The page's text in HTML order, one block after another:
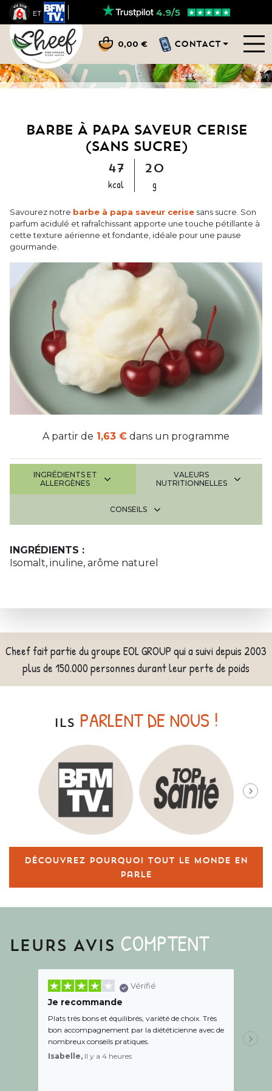
ET 4.9/5
0,00 € CONTACT
BARBE À PAPA SAVEUR CERISE
(SANS SUCRE)
47
kcal
20
g
Savourez notre barbe à papa saveur cerise sans sucre. Son
parfum acidulé et rafraîchissant apporte une touche pétillante à
cette texture aérienne et fondante, idéale pour une pause
gourmande.
A partir de 1,63 € dans un programme
INGRÉDIENTS ET
ALLERGÈNES
VALEURS
NUTRITIONNELLES
CONSEILS
INGRÉDIENTS :
Isomalt, inuline, arôme naturel
Cheef fait partie du groupe EOL GROUP qui a suivi depuis 2003
plus de 150.000 personnes durant leur perte de poids
ILS PARLENT DE NOUS !
Découvrez pourquoi tout le monde en
parle
LEURS AVIS COMPTENT
Vérifié
Je recommande
Plats très bons et équilibrés, variété de choix. Très
bon accompagnement par la diététicienne avec de
nombreux conseils pratiques.
Isabelle, Il y a 4 heures
de l
aidé